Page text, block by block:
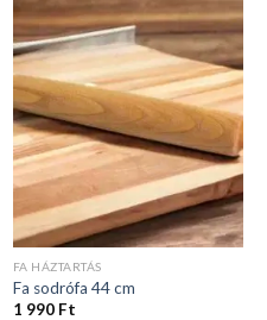
FA HÁZTARTÁS
Fa sodrófa 44 cm
1 990 Ft